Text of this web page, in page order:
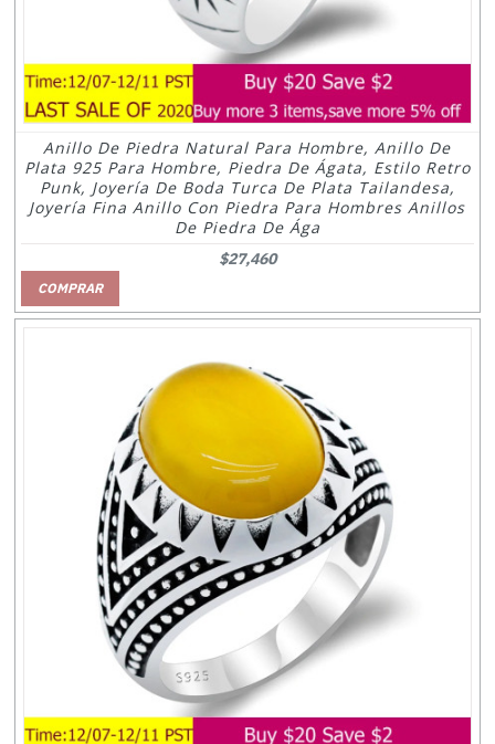
Anillo De Piedra Natural Para Hombre, Anillo De
Plata 925 Para Hombre, Piedra De Ágata, Estilo Retro
Punk, Joyería De Boda Turca De Plata Tailandesa,
Joyería Fina Anillo Con Piedra Para Hombres Anillos
De Piedra De Ága
$27,460
COMPRAR